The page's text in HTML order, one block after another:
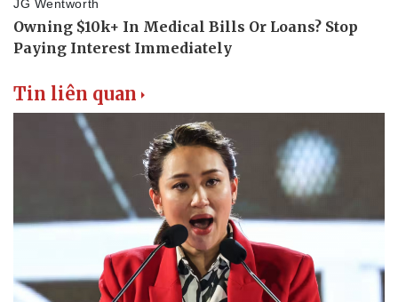
Văn hóa
Sân khấu - Điện ảnh
Văn học
Âm nhạc
Giải trí
Nghệ sĩ
Thời trang
Sao Việt
Tin liên quan